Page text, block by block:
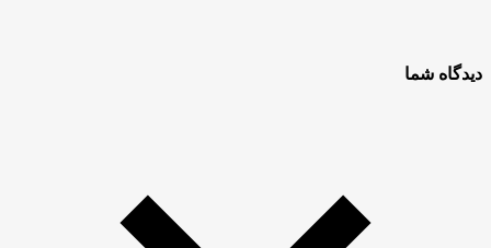
دیدگاه شما